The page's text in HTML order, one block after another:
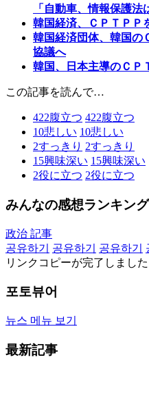
「自動車、情報保護法
韓国経済、ＣＰＴＰＰ
韓国経済団体、韓国の
協議へ
韓国、日本主導のＣＰ
この記事を読んで…
422腹立つ 422腹立つ
10悲しい 10悲しい
2すっきり 2すっきり
15興味深い 15興味深い
2役に立つ 2役に立つ
みんなの感想ランキング
政治 記事
공유하기
공유하기 공유하기
リンクコピーが完了しました
포토뷰어
뉴스 메뉴 보기
最新記事